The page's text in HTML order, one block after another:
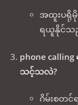
အထူးပရိုမိုး
ရယူနိုင်သ
phone
သင့်သလဲ?
ဂိမ်းစတ